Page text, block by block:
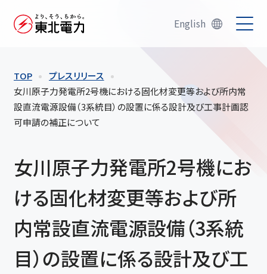
English
TOP
プレスリリース
女川原子力発電所2号機における固化材変更等および所内常
設直流電源設備（3系統目）の設置に係る設計及び工事計画認
可申請の補正について
女川原子力発電所2号機にお
ける固化材変更等および所
内常設直流電源設備（3系統
目）の設置に係る設計及び工